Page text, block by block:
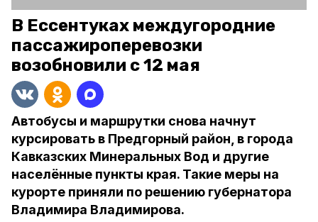
В Ессентуках междугородние
пассажироперевозки
возобновили с 12 мая
Автобусы и маршрутки снова начнут
курсировать в Предгорный район, в города
Кавказских Минеральных Вод и другие
населённые пункты края. Такие меры на
курорте приняли по решению губернатора
Владимира Владимирова.